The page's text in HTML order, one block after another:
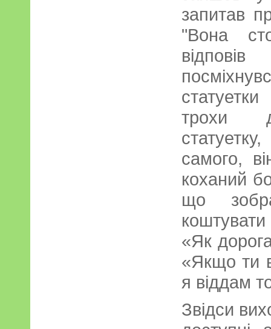
запитав
"Вона
трохи
самого,
коханий
що
«Як
«Якщо ти
я віддам
Звідси